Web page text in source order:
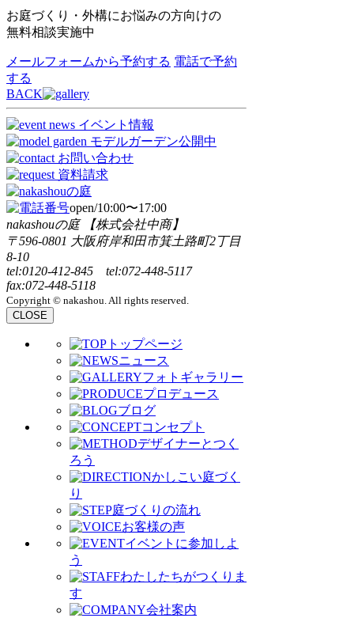
お庭づくり・外構にお悩みの方向けの
無料相談実施中
メールフォームから予約する 電話で予約
する
BACK
open/10:00〜17:00
nakashouの庭 【株式会社中商】
〒596-0801 大阪府岸和田市箕土路町2丁目
8-10
tel:0120-412-845 tel:072-448-5117
fax:072-448-5118
Copyright © nakashou. All rights reserved.
CLOSE
トップページ
ニュース
フォトギャラリー
プロデュース
ブログ
コンセプト
デザイナーとつく
ろう
かしこい庭づく
り
庭づくりの流れ
お客様の声
イベントに参加しよ
う
わたしたちがつくりま
す
会社案内